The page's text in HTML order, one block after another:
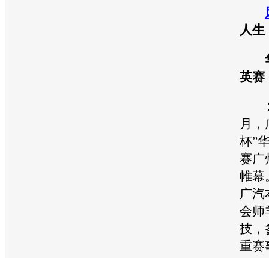
人生
英赛
２
月，
杯”
赛广
帷幕
广汽
会师
技，
重赛